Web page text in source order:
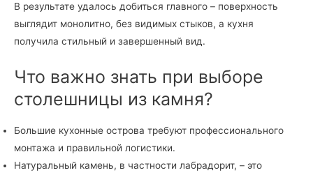
В результате удалось добиться главного – поверхность
выглядит монолитно, без видимых стыков, а кухня
получила стильный и завершенный вид.
Что важно знать при выборе
столешницы из камня?
Большие кухонные острова требуют профессионального
монтажа и правильной логистики.
Натуральный камень, в частности лабрадорит, – это